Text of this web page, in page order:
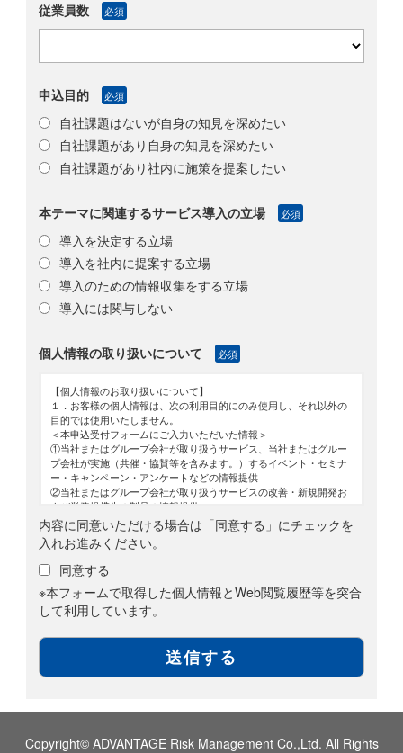
従業員数 必須
申込目的 必須
自社課題はないが自身の知見を深めたい
自社課題があり自身の知見を深めたい
自社課題があり社内に施策を提案したい
本テーマに関連するサービス導入の立場 必須
導入を決定する立場
導入を社内に提案する立場
導入のための情報収集をする立場
導入には関与しない
個人情報の取り扱いについて 必須
【個人情報のお取り扱いについて】
１．お客様の個人情報は、次の利用目的にのみ使用し、それ以外の
目的では使用いたしません。
＜本申込受付フォームにご入力いただいた情報＞
①当社またはグループ会社が取り扱うサービス、当社またはグルー
プ会社が実施（共催・協賛等を含みます。）するイベント・セミナ
ー・キャンペーン・アンケートなどの情報提供
②当社またはグループ会社が取り扱うサービスの改善・新規開発お
よび業務提携先の製品の情報提供
③お客様からのお問い合わせ対応
④当社またはグループ会社が取り扱う製品・サービスの案内
⑤ニュースレター配信
なお、本申込受付フォームに求職者情報を登録いただく場合は、次
の利用目的においても使用いたします。
⑥職業紹介において応募を希望する求人先への応募情報の提供
⑦求人情報に関するメールマガジンの配信
⑧職業紹介において求職者様に開示の許諾を得た業務提携先への提
供
＜本申込受付フォームにご入力いただいた情報と紐付けて取得する
①取得した閲覧履歴や購買履歴等の情報と個人情報突合したデータ
内容に同意いただける場合は「同意する」にチェックを
入れお進みください。
同意する
※本フォームで取得した個人情報とWeb閲覧履歴等を突合
して利用しています。
Copyright© ADVANTAGE Risk Management Co.,Ltd. All Rights